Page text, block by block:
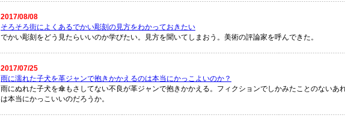
2017/08/08
そろそろ街によくあるでかい彫刻の見方をわかっておきたい
でかい彫刻をどう見たらいいのか学びたい。見方を聞いてしまおう。美術の評論家を呼んできた。
2017/07/25
雨に濡れた子犬を革ジャンで抱きかかえるのは本当にかっこよいのか？
雨にぬれた子犬を傘もさしてない不良が革ジャンで抱きかかえる。フィクションでしかみたことのないあ
は本当にかっこいいのだろうか。